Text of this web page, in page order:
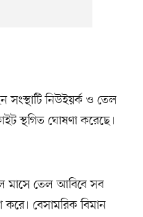
সংস্থাটি নিউইয়র্ক ও তেল
স্থগিত ঘোষণা করেছে।
মাসে তেল আবিবে সব
করে। বেসামরিক বিমান